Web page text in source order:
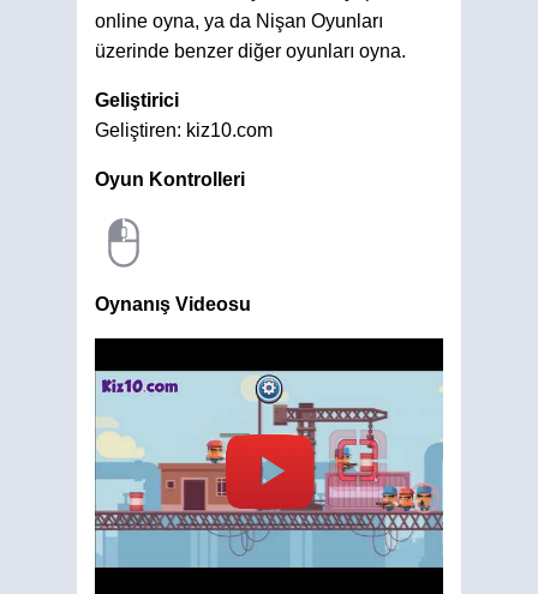
online oyna, ya da Nişan Oyunları
üzerinde benzer diğer oyunları oyna.
Geliştirici
Geliştiren: kiz10.com
Oyun Kontrolleri
Oynanış Videosu